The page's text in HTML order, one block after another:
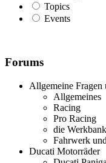
Topics
Events
Forums
Allgemeine Fragen
Allgemeines
Racing
Pro Racing
die
Fahrwerk
Ducati Motorräder